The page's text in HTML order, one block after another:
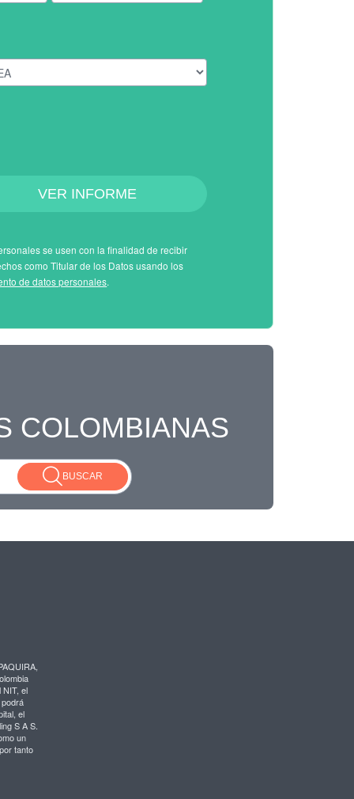
VER INFORME
se usen con la finalidad de recibir
como Titular de los Datos usando los
de datos personales.
COLOMBIANAS
BUSCAR
NIT, el
el
S A S.
un
tanto